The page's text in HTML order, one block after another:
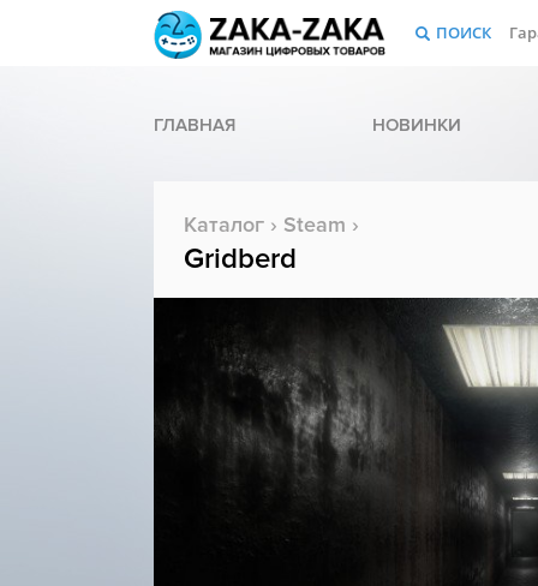
ПОИСК
ГЛАВНАЯ НОВИНКИ
Каталог › Steam ›
Gridberd